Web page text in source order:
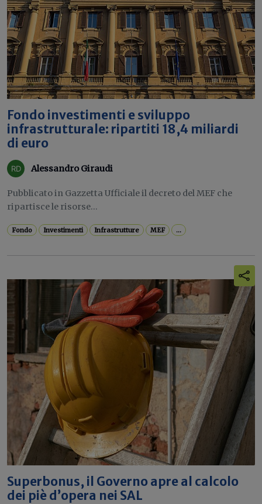
Fondo investimenti e sviluppo
infrastrutturale: ripartiti 18,4 miliardi
di euro
Alessandro Giraudi
Pubblicato in Gazzetta Ufficiale il decreto del MEF che
ripartisce le risorse...
Fondo Investimenti Infrastrutture MEF ...
Superbonus, il Governo apre al calcolo
dei piè d’opera nei SAL